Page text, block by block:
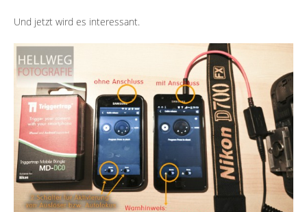
Und jetzt wird es interessant.